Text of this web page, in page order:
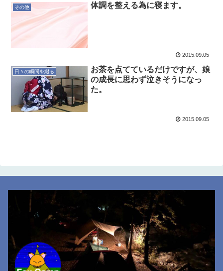
その他 体調を整える為に寝ます。
2015.09.05
日々の瞬間を綴る
お茶を点てているだけですが、娘
の成長に思わず泣きそうになっ
た。
2015.09.05